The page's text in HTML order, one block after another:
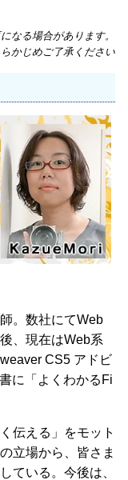
なる場合があります。
かじめご了承ください
。数社にてWeb
、現在はWeb系
CS5 アドビ
に「よくわかるFi
伝える」をモット
立場から、皆さま
ている。今後は、